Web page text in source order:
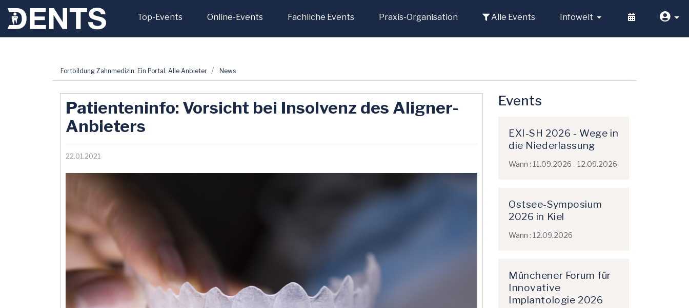
Top-Events Online-Events Fachliche Events Praxis-Organisation Alle Events Infowelt
Fortbildung Zahnmedizin: Ein Portal. Alle Anbieter News
Patienteninfo: Vorsicht bei Insolvenz des Aligner-
Anbieters
22.01.2021
Events
EXI-SH 2026 - Wege in
die Niederlassung
Wann : 11.09.2026 - 12.09.2026
Ostsee-Symposium
2026 in Kiel
Wann : 12.09.2026
Münchener Forum für
Innovative
Implantologie 2026